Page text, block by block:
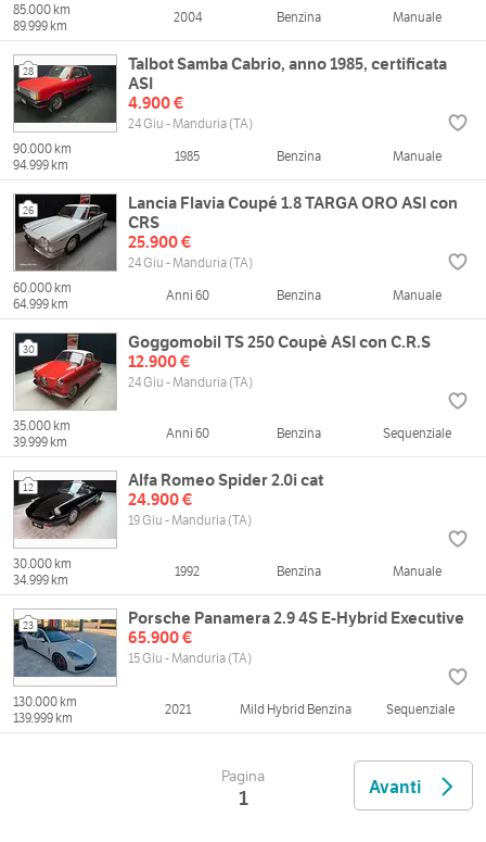
85.000 km
89.999 km
2004 Benzina Manuale
28
Talbot Samba Cabrio, anno 1985, certificata
ASI
4.900 €
24 Giu - Manduria (TA)
90.000 km
94.999 km
1985 Benzina Manuale
26
Lancia Flavia Coupé 1.8 TARGA ORO ASI con
CRS
25.900 €
24 Giu - Manduria (TA)
60.000 km
64.999 km
Anni 60 Benzina Manuale
30
Goggomobil TS 250 Coupè ASI con C.R.S
12.900 €
24 Giu - Manduria (TA)
35.000 km
39.999 km
Anni 60 Benzina Sequenziale
12
Alfa Romeo Spider 2.0i cat
24.900 €
19 Giu - Manduria (TA)
30.000 km
34.999 km
1992 Benzina Manuale
23
Porsche Panamera 2.9 4S E-Hybrid Executive
65.900 €
15 Giu - Manduria (TA)
130.000 km
139.999 km
2021 Mild Hybrid Benzina Sequenziale
Pagina
1 Avanti